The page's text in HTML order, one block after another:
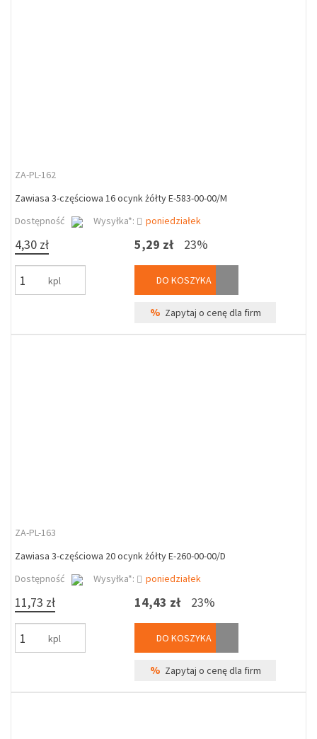
ZA-PL-162
Zawiasa 3-częściowa 16 ocynk żółty E-583-00-00/M
Dostępność
Wysyłka*: poniedziałek
4,30 zł
kpl
5,29 zł 23%
DO KOSZYKA
% Zapytaj o cenę dla firm
ZA-PL-163
Zawiasa 3-częściowa 20 ocynk żółty E-260-00-00/D
Dostępność
Wysyłka*: poniedziałek
11,73 zł
kpl
14,43 zł 23%
DO KOSZYKA
% Zapytaj o cenę dla firm